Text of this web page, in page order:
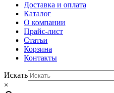
Доставка и оплата
Каталог
О компании
Прайс-лист
Статьи
Корзина
Контакты
Искать
×